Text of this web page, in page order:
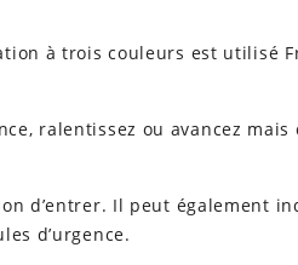
à trois couleurs est utilisé
ralentissez ou avancez
d’entrer. Il peut également
d’urgence.